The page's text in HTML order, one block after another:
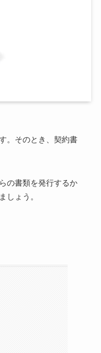
。そのとき、契約書
の書類を発行するか
しょう。